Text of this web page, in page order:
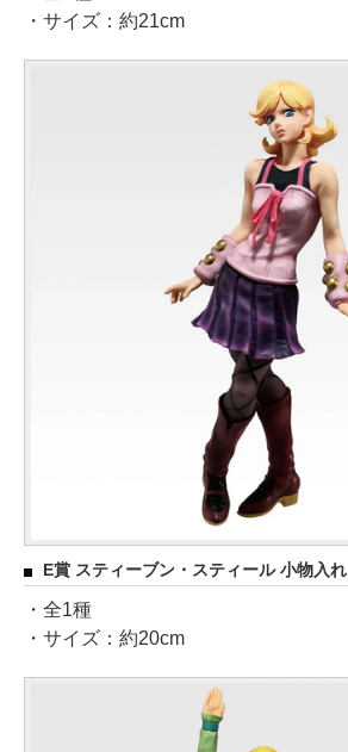
・サイズ：約21cm
E賞 スティーブン・スティール 小物入れ
・全1種
・サイズ：約20cm